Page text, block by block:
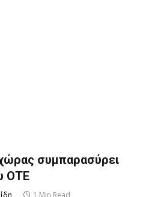
συμπαρασύρει
ΟΤΕ
1 Min Read